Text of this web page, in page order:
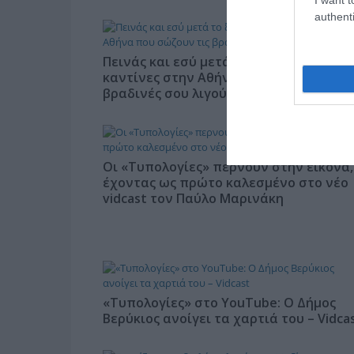
Πεινάς και εσύ μετά το ξενύχτι; 5
καντίνες στην Αθήνα που σώζουν τις
βραδινές σου λιγούρες
Οι «Τυπολογίες» περνούν στην εικόνα,
έχοντας ως πρώτο καλεσμένο στο νέο
vidcast τον Παύλο Μαρινάκη
«Τυπολογίες» στο YouTube: Ο Δήμος
Βερύκιος ανοίγει τα χαρτιά του –